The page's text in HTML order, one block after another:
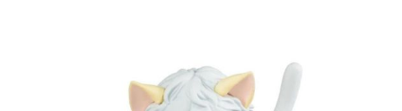
宅配-離島(澎湖/金門/馬祖)-木棉花樂園專用